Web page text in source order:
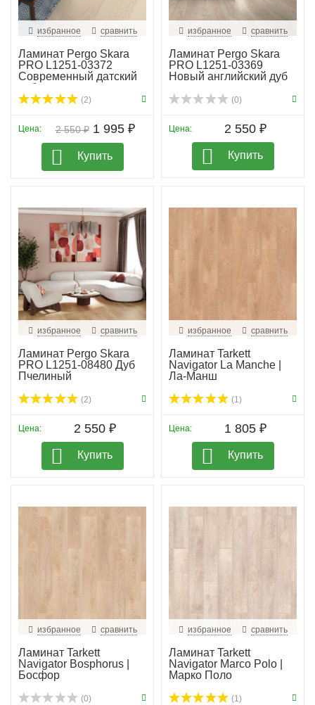
избранное сравнить
Ламинат Pergo Skara
PRO L1251-03372
Современный датский
дуб
(2)
2 550 ₽
Цена: 1 995 ₽
Купить
избранное сравнить
Ламинат Pergo Skara
PRO L1251-03369
Новый английский дуб
(0)
Цена: 2 550 ₽
Купить
избранное сравнить
Ламинат Pergo Skara
PRO L1251-08480 Дуб
Пчелиный
(2)
Цена: 2 550 ₽
Купить
избранное сравнить
Ламинат Tarkett
Navigator La Manche |
Ла-Манш
(1)
Цена: 1 805 ₽
Купить
избранное сравнить
Ламинат Tarkett
Navigator Bosphorus |
Босфор
(0)
избранное сравнить
Ламинат Tarkett
Navigator Marco Polo |
Марко Поло
(1)